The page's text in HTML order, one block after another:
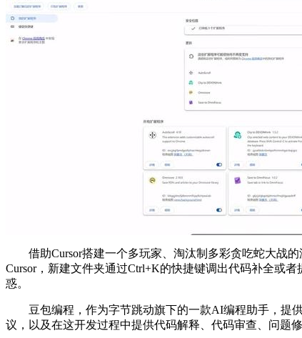
借助Cursor搭建一个多玩家、淘汰制多彩贪吃蛇大战的
Cursor，新建文件夹通过Ctrl+K的快捷键调出代码补全或
惑。
豆包编程，作为字节跳动旗下的一款AI编程助手，提供
议，以及在这开发过程中提供代码解释、代码审查、问题